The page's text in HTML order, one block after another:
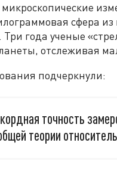
сфера
года ученые
отслеживая
подчеркнули:
точность
теории